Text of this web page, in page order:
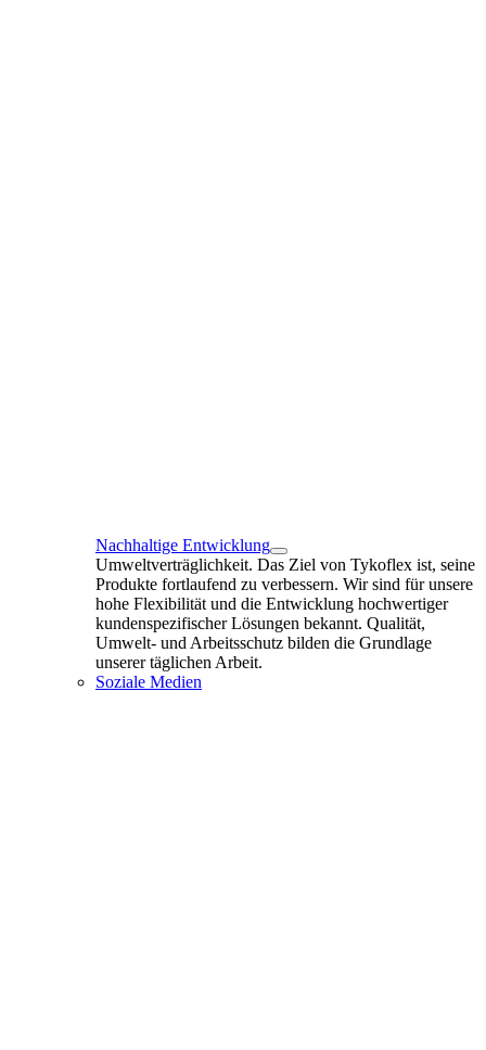
Nachhaltige Entwicklung
Umweltverträglichkeit. Das Ziel von Tykoflex ist, seine
Produkte fortlaufend zu verbessern. Wir sind für unsere
hohe Flexibilität und die Entwicklung hochwertiger
kundenspezifischer Lösungen bekannt. Qualität,
Umwelt- und Arbeitsschutz bilden die Grundlage
unserer täglichen Arbeit.
Soziale Medien